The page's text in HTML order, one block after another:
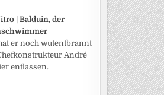
| Balduin, der
er noch wutentbrannt
André
entlassen.